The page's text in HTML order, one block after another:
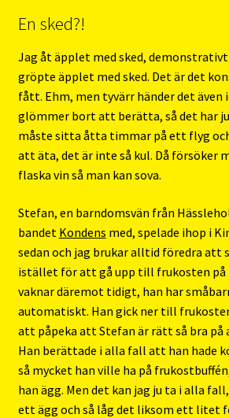
En sked?!
Jag åt äpplet med sked,
gröpte äpplet med sked. Det är det
fått. Ehm, men tyvärr händer det även
glömmer bort att berätta, så det har
måste sitta åtta timmar på ett flyg
att äta, det är inte så kul. Då försöker
flaska vin så man kan sova.
Stefan, en barndomsvän från
bandet Kondens med, spelade ihop i
sedan och jag brukar alltid föredra att
istället för att gå upp till frukosten
vaknar däremot tidigt, han har
automatiskt. Han gick ner till
att påpeka att Stefan är rätt så bra på
Han berättade i alla fall att han hade
så mycket han ville ha på
han ägg. Men det kan jag ju ta i alla
ett ägg och så låg det liksom ett litet